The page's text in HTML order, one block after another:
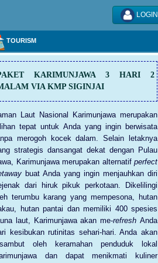
LOGIN
TOURISM
KARIMUNJAWA 3 HARI 2
VIA KMP SIGINJAI
Laut Nasional Karimunjawa merupakan
tepat untuk Anda yang ingin berwisata
merogoh kocek dalam. Selain letaknya
strategis dansangat dekat dengan Pulau
Karimunjawa merupakan alternatif perfect
buat Anda yang ingin menjauhkan diri
dari hiruk pikuk perkotaan. Dikelilingi
terumbu karang yang mempesona, hutan
hutan pantai dan memiliki 400 spesies
laut, Karimunjawa akan me-refreshAnda
kesibukan rutinitas sehari-hari. Anda akan
oleh keramahan penduduk lokal
dan dapat menikmati kuliner